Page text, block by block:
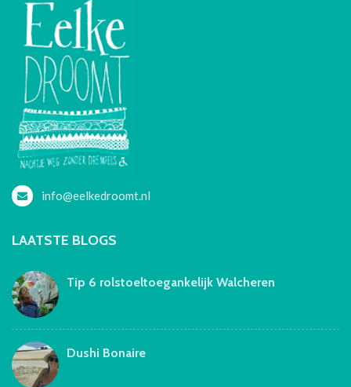
info@eelkedroomt.nl
LAATSTE BLOGS
Tip 6 rolstoeltoegankelijk Walcheren
Dushi Bonaire